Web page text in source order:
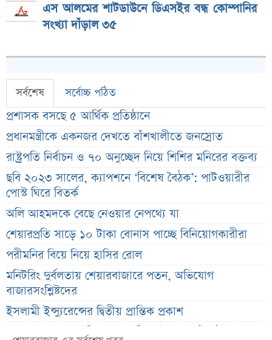
এস আলমের শাটডাউনে ডিএসইর বন্ধ কোম্পানির
সংখ্যা দাঁড়াল ৩৫
সর্বশেষ সর্বোচ্চ পঠিত
প্রশাসক বসছে ৫ আর্থিক প্রতিষ্ঠানে
প্রধানমন্ত্রীকে একনজর দেখতে বাঁশখালীতে জনস্রোত
রাষ্ট্রপতি নির্বাচন ও ৭০ অনুচ্ছেদ নিয়ে শিশির মনিরের বক্তব্য
ছবি ২০২৩ সালের, ক্যাপশনে ‘বিশেষ বৈঠক’: পাটওয়ারীর
পোস্ট ঘিরে বিতর্ক
অলি আহমদকে বেছে নেওয়ার নেপথ্যে যা
শেয়ারপ্রতি সাড়ে ১০ টাকা বোনাস পাচ্ছে বিনিয়োগকারীরা
পরীমনির বিয়ে নিয়ে হাসির রোল
মনিটরিং দুর্বলতায় শেয়ারবাজারে পতন, অভিযোগ
বাজারসংশ্লিষ্টদের
ইসলামী ইন্স্যুরেন্সের দ্বিতীয় প্রান্তিক প্রকাশ
শেয়ার দাম অস্বাভাবিক বাড়ায় ডিএসইর সতর্কবার্তা